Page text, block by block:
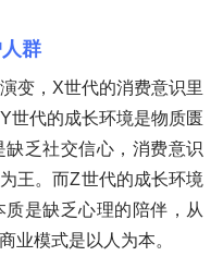
群
变，X世代的消费意识里
世代的成长环境是物质匮
乏社交信心，消费意识
王。而Z世代的成长环境
是缺乏心理的陪伴，从
业模式是以人为本。